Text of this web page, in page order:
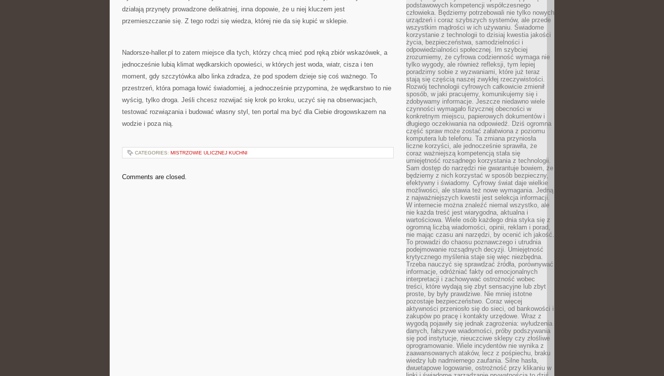
działają przynęty prowadzone delikatniej, inna dopowie, że u niej kluczem jest
przemieszczanie się. Z tego rodzi się wiedza, której nie da się kupić w sklepie.
Nadorsze-haller.pl to zatem miejsce dla tych, którzy chcą mieć pod ręką zbiór wskazówek, a
jednocześnie lubią klimat wędkarskich opowieści, w których jest woda, wiatr, cisza i ten
moment, gdy szczytówka albo linka zdradza, że pod spodem dzieje się coś ważnego. To
przestrzeń, która pomaga łowić świadomiej, a jednocześnie przypomina, że wędkarstwo to nie
wyścig, tylko droga. Jeśli chcesz rozwijać się krok po kroku, uczyć się na obserwacjach,
testować rozwiązania i budować własny styl, ten portal ma być dla Ciebie drogowskazem na
wodzie i poza nią.
CATEGORIES: MISTRZOWIE ULICZNEJ KUCHNI
Comments are closed.
podstawowych kompetencji współczesnego
człowieka. Będziemy potrzebowali nie tylko nowych
urządzeń i coraz szybszych systemów, ale przede
wszystkim mądrości w ich używaniu. Świadome
korzystanie z technologii to dzisiaj kwestia jakości
życia, bezpieczeństwa, samodzielności i
odpowiedzialności społecznej. Im szybciej
zrozumiemy, że cyfrowa codzienność wymaga nie
tylko wygody, ale również refleksji, tym lepiej
poradzimy sobie z wyzwaniami, które już teraz
stają się częścią naszej zwykłej rzeczywistości.
Rozwój technologii cyfrowych całkowicie zmienił
sposób, w jaki pracujemy, komunikujemy się i
zdobywamy informacje. Jeszcze niedawno wiele
czynności wymagało fizycznej obecności w
konkretnym miejscu, papierowych dokumentów i
długiego oczekiwania na odpowiedź. Dziś ogromna
część spraw może zostać załatwiona z poziomu
komputera lub telefonu. Ta zmiana przyniosła
liczne korzyści, ale jednocześnie sprawiła, że
coraz ważniejszą kompetencją stała się
umiejętność rozsądnego korzystania z technologii.
Sam dostęp do narzędzi nie gwarantuje bowiem, że
będziemy z nich korzystać w sposób bezpieczny,
efektywny i świadomy. Cyfrowy świat daje wielkie
możliwości, ale stawia też nowe wymagania. Jedną
z najważniejszych kwestii jest selekcja informacji.
W internecie można znaleźć niemal wszystko, ale
nie każda treść jest wiarygodna, aktualna i
wartościowa. Wiele osób każdego dnia styka się z
ogromną liczbą wiadomości, opinii, reklam i porad,
nie mając czasu ani narzędzi, by ocenić ich jakość.
To prowadzi do chaosu poznawczego i utrudnia
podejmowanie rozsądnych decyzji. Umiejętność
krytycznego myślenia staje się więc niezbędna.
Trzeba nauczyć się sprawdzać źródła, porównywać
informacje, odróżniać fakty od emocjonalnych
interpretacji i zachowywać ostrożność wobec
treści, które wydają się zbyt sensacyjne lub zbyt
proste, by były prawdziwe. Nie mniej istotne
pozostaje bezpieczeństwo. Coraz więcej
aktywności przeniosło się do sieci, od bankowości i
zakupów po pracę i kontakty urzędowe. Wraz z
wygodą pojawiły się jednak zagrożenia: wyłudzenia
danych, fałszywe wiadomości, próby podszywania
się pod instytucje, nieuczciwe sklepy czy złośliwe
oprogramowanie. Wiele incydentów nie wynika z
zaawansowanych ataków, lecz z pośpiechu, braku
wiedzy lub nadmiernego zaufania. Silne hasła,
dwuetapowe logowanie, ostrożność przy klikaniu w